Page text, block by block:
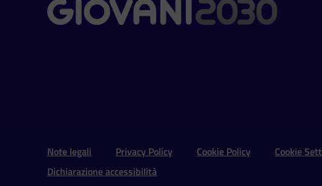
Contatti
Sezione Link Utili e Social
Note legali Privacy Policy Cookie Policy
Cookie
Dichiarazione accessibilità